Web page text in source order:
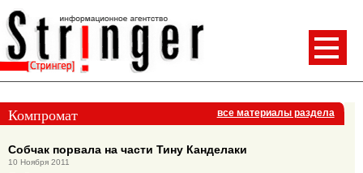
Компромат все материалы раздела
Собчак порвала на части Тину Канделаки
10 Ноября 2011